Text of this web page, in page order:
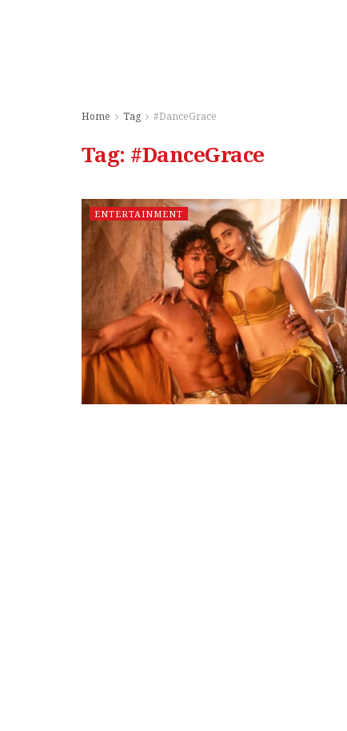
Home Tag #DanceGrace
Tag: #DanceGrace
ENTERTAINMENT